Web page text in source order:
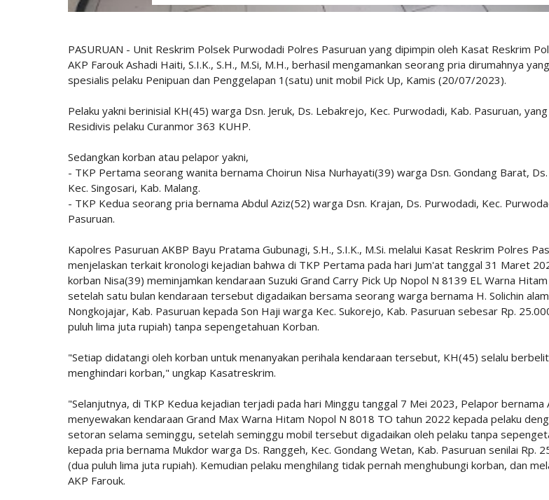
PASURUAN - Unit Reskrim Polsek Purwodadi Polres Pasuruan yang dipimpin oleh Kasat Reskrim
AKP Farouk Ashadi Haiti, S.I.K., S.H., M.Si, M.H., berhasil mengamankan seorang pria dirumahnya
spesialis pelaku Penipuan dan Penggelapan 1(satu) unit mobil Pick Up, Kamis (20/07/2023).
Pelaku yakni berinisial KH(45) warga Dsn. Jeruk, Ds. Lebakrejo, Kec. Purwodadi, Kab. Pasuruan,
Residivis pelaku Curanmor 363 KUHP.
Sedangkan korban atau pelapor yakni,
- TKP Pertama seorang wanita bernama Choirun Nisa Nurhayati(39) warga Dsn. Gondang Barat, Ds.
Kec. Singosari, Kab. Malang.
- TKP Kedua seorang pria bernama Abdul Aziz(52) warga Dsn. Krajan, Ds. Purwodadi, Kec.
Pasuruan.
Kapolres Pasuruan AKBP Bayu Pratama Gubunagi, S.H., S.I.K., M.Si. melalui Kasat Reskrim Polres
menjelaskan terkait kronologi kejadian bahwa di TKP Pertama pada hari Jum'at tanggal 31 Maret
korban Nisa(39) meminjamkan kendaraan Suzuki Grand Carry Pick Up Nopol N 8139 EL Warna
setelah satu bulan kendaraan tersebut digadaikan bersama seorang warga bernama H. Solichin
Nongkojajar, Kab. Pasuruan kepada Son Haji warga Kec. Sukorejo, Kab. Pasuruan sebesar Rp.
puluh lima juta rupiah) tanpa sepengetahuan Korban.
"Setiap didatangi oleh korban untuk menanyakan perihala kendaraan tersebut, KH(45) selalu
menghindari korban," ungkap Kasatreskrim.
"Selanjutnya, di TKP Kedua kejadian terjadi pada hari Minggu tanggal 7 Mei 2023, Pelapor bernama
menyewakan kendaraan Grand Max Warna Hitam Nopol N 8018 TO tahun 2022 kepada pelaku
setoran selama seminggu, setelah seminggu mobil tersebut digadaikan oleh pelaku tanpa
kepada pria bernama Mukdor warga Ds. Ranggeh, Kec. Gondang Wetan, Kab. Pasuruan senilai Rp.
(dua puluh lima juta rupiah). Kemudian pelaku menghilang tidak pernah menghubungi korban, dan
AKP Farouk.